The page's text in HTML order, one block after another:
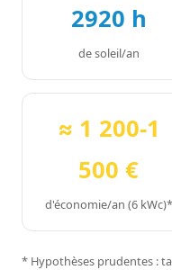
2920 h
de soleil/an
≈ 1 200-1
500 €
d'économie/an (6 kWc)*
* Hypothèses prudentes :